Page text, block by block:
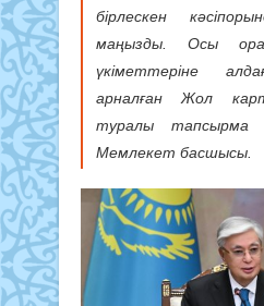
бірлескен
маңызды. Осы
үкіметтеріне
арналған Жол
туралы тапсырма
Мемлекет басшысы.